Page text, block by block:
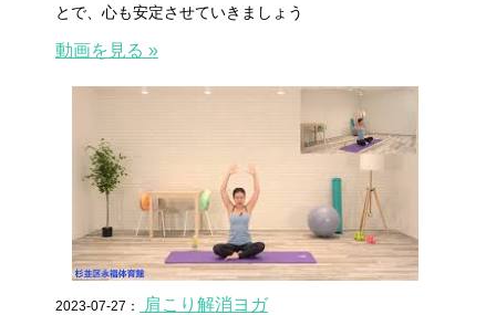
とで、心も安定させていきましょう
動画を見る »
2023-07-27： 肩こり解消ヨガ